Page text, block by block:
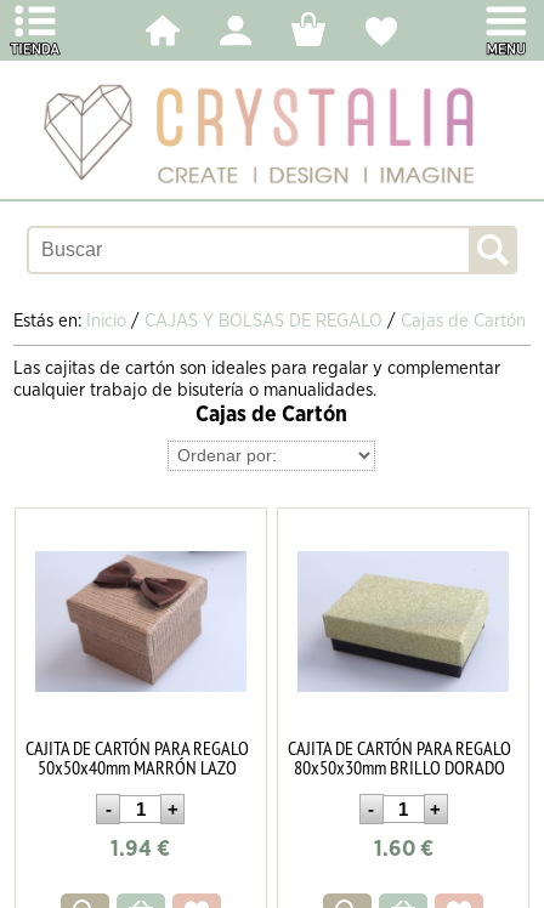
Estás en: Inicio / CAJAS Y BOLSAS DE REGALO / Cajas de Cartón
Las cajitas de cartón son ideales para regalar y complementar
cualquier trabajo de bisutería o manualidades.
Cajas de Cartón
CAJITA DE CARTÓN PARA REGALO
50x50x40mm MARRÓN LAZO
1.94 €
CAJITA DE CARTÓN PARA REGALO
80x50x30mm BRILLO DORADO
1.60€